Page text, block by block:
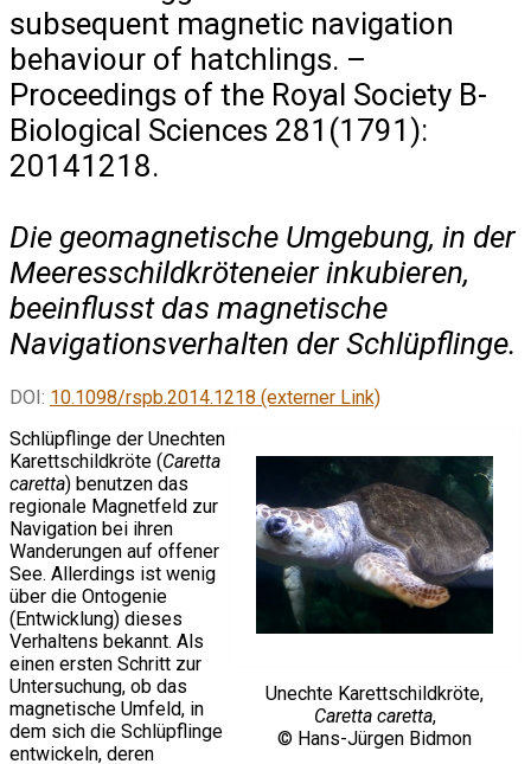
subsequent magnetic navigation
behaviour of hatchlings. –
Proceedings of the Royal Society B-
Biological Sciences 281(1791):
20141218.
Die geomagnetische Umgebung, in der
Meeresschildkröteneier inkubieren,
beeinflusst das magnetische
Navigationsverhalten der Schlüpflinge.
DOI: 10.1098/rspb.2014.1218 (externer Link)
Unechte Karettschildkröte,
Caretta caretta,
© Hans-Jürgen Bidmon
Schlüpflinge der Unechten
Karettschildkröte (Caretta
caretta) benutzen das
regionale Magnetfeld zur
Navigation bei ihren
Wanderungen auf offener
See. Allerdings ist wenig
über die Ontogenie
(Entwicklung) dieses
Verhaltens bekannt. Als
einen ersten Schritt zur
Untersuchung, ob das
magnetische Umfeld, in
dem sich die Schlüpflinge
entwickeln, deren